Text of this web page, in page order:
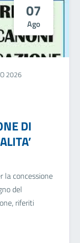
07
Ago
2026
DI
la concessione
del
riferiti